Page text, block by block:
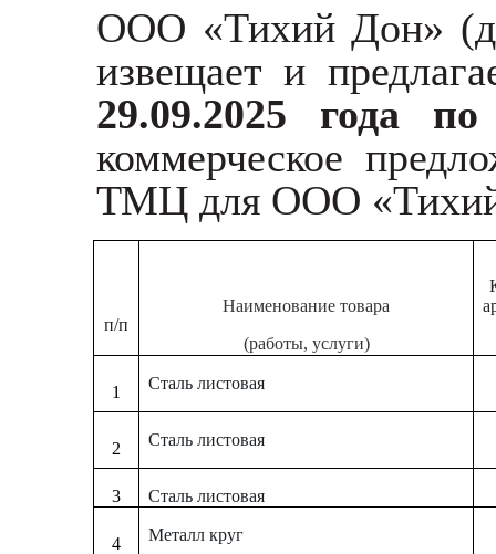
ООО «Тихий Дон»
извещает и
29.09.2025 года
коммерческое
ТМЦ для ООО
п/п
Наименование товара
(работы, услуги)
1 Сталь листовая
2 Сталь листовая
3 Сталь листовая
4 Металл круг